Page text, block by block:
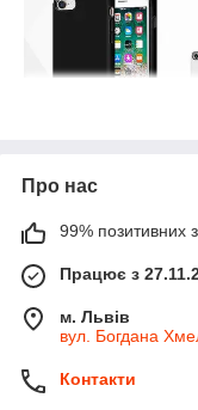
Обеспечивает
Silicone Case
бортики, которые
Внутри
Про нас
99% позитивних з
Працює з
м. Львів
вул. Богдана
Контакти